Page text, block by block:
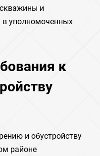
и
в уполномоченных
к
и обустройству
районе